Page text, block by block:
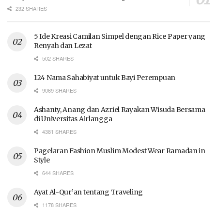
232 SHARES
5 Ide Kreasi Camilan Simpel dengan Rice Paper yang
Renyah dan Lezat
502 SHARES
124 Nama Sahabiyat untuk Bayi Perempuan
9069 SHARES
Ashanty, Anang dan Azriel Rayakan Wisuda Bersama
di Universitas Airlangga
4381 SHARES
Pagelaran Fashion Muslim Modest Wear Ramadan in
Style
644 SHARES
Ayat Al-Qur’an tentang Traveling
1178 SHARES